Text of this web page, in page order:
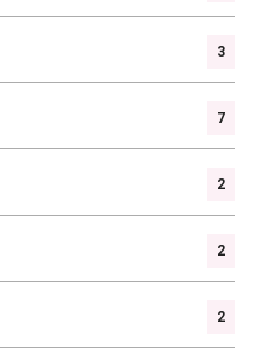
3
7
2
2
2